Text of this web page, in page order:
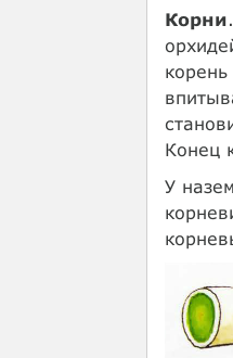
Корни
Конец
У